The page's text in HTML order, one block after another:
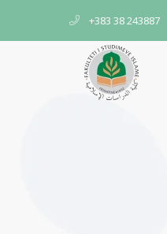
+383 38 243887